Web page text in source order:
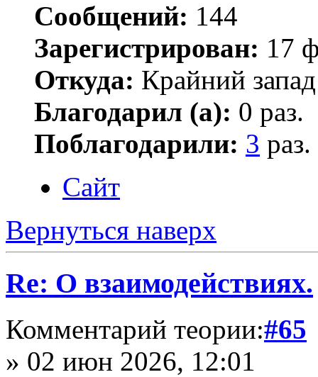
Сообщений: 144
Зарегистрирован: 17
Откуда: Крайний
Благодарил (а): 0 раз.
Поблагодарили: 3 раз.
Сайт
Вернуться наверх
Re: О взаимодействиях.
Комментарий теории:#65
» 02 июн 2026, 12:01